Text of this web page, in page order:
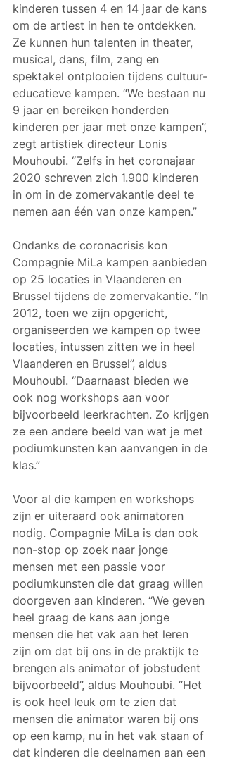
kinderen tussen 4 en 14 jaar de kans
om de artiest in hen te ontdekken.
Ze kunnen hun talenten in theater,
musical, dans, film, zang en
spektakel ontplooien tijdens cultuur-
educatieve kampen. “We bestaan nu
9 jaar en bereiken honderden
kinderen per jaar met onze kampen”,
zegt artistiek directeur Lonis
Mouhoubi. “Zelfs in het coronajaar
2020 schreven zich 1.900 kinderen
in om in de zomervakantie deel te
nemen aan één van onze kampen.”
Ondanks de coronacrisis kon
Compagnie MiLa kampen aanbieden
op 25 locaties in Vlaanderen en
Brussel tijdens de zomervakantie. “In
2012, toen we zijn opgericht,
organiseerden we kampen op twee
locaties, intussen zitten we in heel
Vlaanderen en Brussel”, aldus
Mouhoubi. “Daarnaast bieden we
ook nog workshops aan voor
bijvoorbeeld leerkrachten. Zo krijgen
ze een andere beeld van wat je met
podiumkunsten kan aanvangen in de
klas.”
Voor al die kampen en workshops
zijn er uiteraard ook animatoren
nodig. Compagnie MiLa is dan ook
non-stop op zoek naar jonge
mensen met een passie voor
podiumkunsten die dat graag willen
doorgeven aan kinderen. “We geven
heel graag de kans aan jonge
mensen die het vak aan het leren
zijn om dat bij ons in de praktijk te
brengen als animator of jobstudent
bijvoorbeeld”, aldus Mouhoubi. “Het
is ook heel leuk om te zien dat
mensen die animator waren bij ons
op een kamp, nu in het vak staan of
dat kinderen die deelnamen aan een